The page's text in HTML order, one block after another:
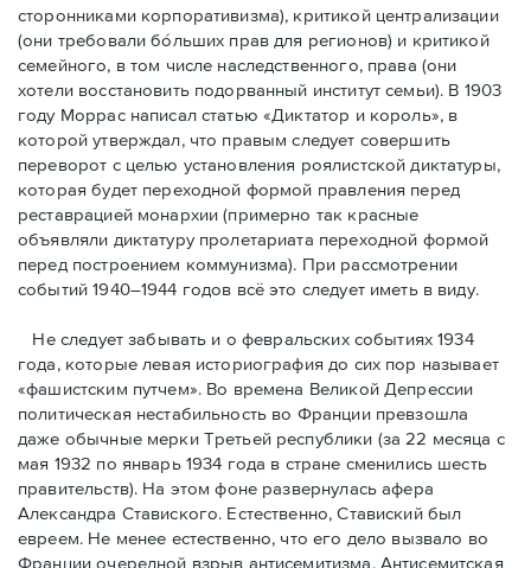
сторонниками корпоративизма), критикой централизации
(они требовали бóльших прав для регионов) и критикой
семейного, в том числе наследственного, права (они
хотели восстановить подорванный институт семьи). В 1903
году Моррас написал статью «Диктатор и король», в
которой утверждал, что правым следует совершить
переворот с целью установления роялистской диктатуры,
которая будет переходной формой правления перед
реставрацией монархии (примерно так красные
объявляли диктатуру пролетариата переходной формой
перед построением коммунизма). При рассмотрении
событий 1940–1944 годов всё это следует иметь в виду.
Не следует забывать и о февральских событиях 1934
года, которые левая историография до сих пор называет
«фашистским путчем». Во времена Великой Депрессии
политическая нестабильность во Франции превзошла
даже обычные мерки Третьей республики (за 22 месяца с
мая 1932 по январь 1934 года в стране сменились шесть
правительств). На этом фоне развернулась афера
Александра Ставиского. Естественно, Ставиский был
евреем. Не менее естественно, что его дело вызвало во
Франции очередной взрыв антисемитизма. Антисемитская